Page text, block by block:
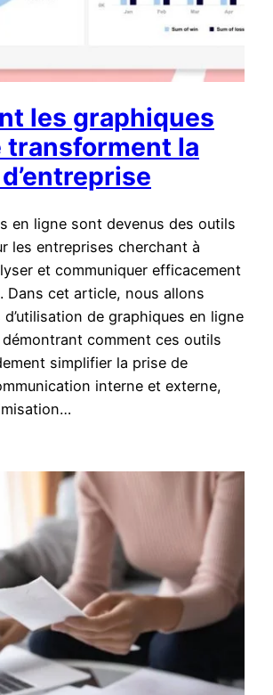
les graphiques
transforment la
en ligne sont devenus des outils
les entreprises cherchant à
et communiquer efficacement
Dans cet article, nous allons
de graphiques en ligne
comment ces outils
simplifier la prise de
interne et externe,